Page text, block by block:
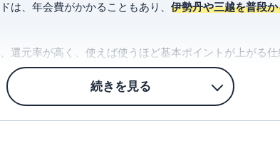
は、年会費がかかることもあり、 伊勢丹や三越を普段
還元率が高く、使えば使うほど基本ポイントが上がる
になります。
っては、何も魅力のないカードといえるかもしれません